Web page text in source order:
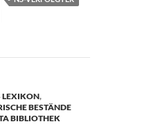
LEXIKON,
BESTÄNDE
BIBLIOTHEK